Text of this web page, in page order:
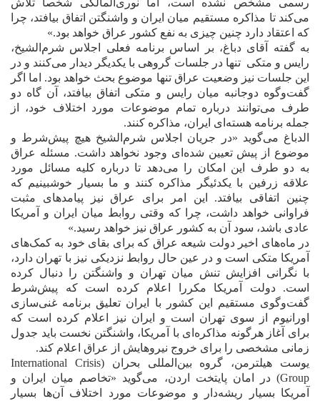
رسمى مشخص نشده است، اما نورى‌المالکى شخصا تلاش
مى‌کند تا مذاکره مستقيم ميان ايران و واشنگتن اتفاق بيافتد، چرا
که اعتقاد دارد چنين چيزى به نفع کشور عراق خواهد بود.»
به گفته آقای دباغ، بر اساس برنامه فعلى اجلاس شرم‌الشيخ،
رايس و متکى تنها در جلسات گروهى با يکديگر ديدار مى‌کنند و در
اين جلسات نيز وضعيت عراق تنها موضوع بحث خواهد بود. اما اگر
گفت‌و‌گوه دوجانبه ميان رايس و متکى اتفاق بيافتد، آن گاه دو
طرف مى‌توانند درباره تمام موضوعات مورد اختلاف خود، از
جمله برنامه هسته‌اى ايران، مذاکره کنند.
الدباغ مى‌گويد «در جريان اجلاس شرم‌الشيخ هيچ پيش‌‌شرط و
موضوع از پيش تعيين شده‌اى وجود نخواهد داشت. مسئله عراق
به دو طرف اين امکان را مى‌دهد تا درباره کليه مسائل مورد
علاقه زرفين با يکدئيگر مذاکره کنند و ما بسيار خوشبينيم که
چنين اتفاقى بيافتد. اين امر براى عراق نيز پيامدهاى مثبت
فراوانى خواهد داشت، چرا که وقتى روابط ميان ايران و آمريکا
عادى باشد، سود آن به کشور عراق نيز خواهد رسيد.»
در ماه‌هاى اخير دولت شيعه عراق که براى بقاى خود به کمک‌هاى
آمريکا متکى است و در عين حال روابط نزديکى نيز با تهران دارد،
با نگرانى افزايش تنش ميان تهران و واشنگتن را دنبال کرده
است. دولت آمريکا مکررا اعلام کرده است که پيش‌شرط
گفت‌و‌گوى مستقيم اين کشور با ايران تعليق برنامه غنى‌سازى
اورانيوم از سوى تهران است و ايران نيز اعلام کرده است که
براى آغاز هرگونه مذاکره‌اى با آمريکا، واشنگتن نخست بايد جدول
زمانى مشخصى را براى خروج نيروهايش از عراق اعلام کند.
يوست هيلترمن، گروه بين‌المللى بحران (International Crisis
Group) در امان پايتخت اردن، مى‌گويد «تخاصم ميان ايران و
آمريکا بسيار ريشه‌دار و موضوعات مورد اختلاف آن‌ها بسيار